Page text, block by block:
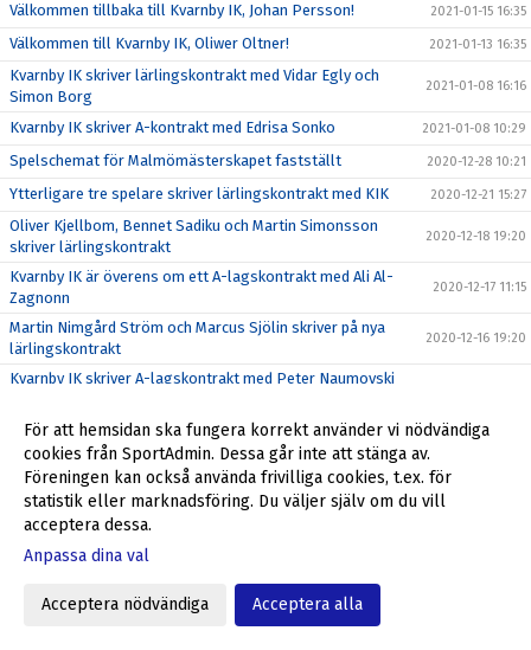
Välkommen tillbaka till Kvarnby IK, Johan Persson! 2021-01-15 16:35
Välkommen till Kvarnby IK, Oliwer Oltner! 2021-01-13 16:35
Kvarnby IK skriver lärlingskontrakt med Vidar Egly och
Simon Borg
2021-01-08 16:16
Kvarnby IK skriver A-kontrakt med Edrisa Sonko 2021-01-08 10:29
Spelschemat för Malmömästerskapet fastställt 2020-12-28 10:21
Ytterligare tre spelare skriver lärlingskontrakt med KIK 2020-12-21 15:27
Oliver Kjellbom, Bennet Sadiku och Martin Simonsson
skriver lärlingskontrakt
2020-12-18 19:20
Kvarnby IK är överens om ett A-lagskontrakt med Ali Al-
Zagnonn
2020-12-17 11:15
Martin Nimgård Ström och Marcus Sjölin skriver på nya
lärlingskontrakt
2020-12-16 19:20
Kvarnby IK skriver A-lagskontrakt med Peter Naumovski
Välkommen till Kvarnby IK, Lenny Silwer Wright! 2020-12-14 14:40
Välkommen tillbaka till Kvarnby IK, Tobias Olsson!
Välkommen tillbaka till Kvarnby IK, Aleksander Jovanovic! 2020-12-10 15:25
Kvarnby IK förlänger med Atiqullah Mohamed och Haider
El Timimi
Välkommen till Kvarnby IK, Hakan Sen!
Välkommen till Kvarnby IK, Edin Sazic!
För att hemsidan ska fungera korrekt använder vi nödvändiga
cookies från SportAdmin. Dessa går inte att stänga av.
Föreningen kan också använda frivilliga cookies, t.ex. för
statistik eller marknadsföring. Du väljer själv om du vill
acceptera dessa.
Anpassa dina val
Acceptera nödvändiga Acceptera alla